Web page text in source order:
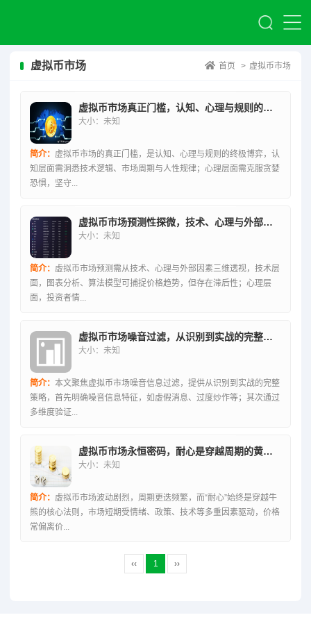
虚拟币市场 首页 > 虚拟币市场
虚拟币市场真正门槛，认知、心理与规则的终极博弈
大小：未知
简介： 虚拟币市场的真正门槛，是认知、心理与规则的终极博弈，认
知层面需洞悉技术逻辑、市场周期与人性规律；心理层面需克服贪婪
恐惧，坚守...
虚拟币市场预测性探微，技术、心理与外部因素三维解析
大小：未知
简介： 虚拟币市场预测需从技术、心理与外部因素三维透视，技术层
面，图表分析、算法模型可捕捉价格趋势，但存在滞后性；心理层
面，投资者情...
虚拟币市场噪音过滤，从识别到实战的完整策略指南
大小：未知
简介： 本文聚焦虚拟币市场噪音信息过滤，提供从识别到实战的完整
策略，首先明确噪音信息特征，如虚假消息、过度炒作等；其次通过
多维度验证...
虚拟币市场永恒密码，耐心是穿越周期的黄金法则
大小：未知
简介： 虚拟币市场波动剧烈，周期更迭频繁，而“耐心”始终是穿越牛
熊的核心法则，市场短期受情绪、政策、技术等多重因素驱动，价格
常偏离价...
‹‹ 1 ››